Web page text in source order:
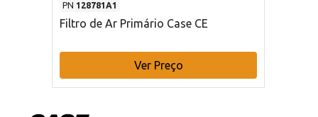
PN 128781A1
Filtro de Ar Primário Case CE
Ver Preço